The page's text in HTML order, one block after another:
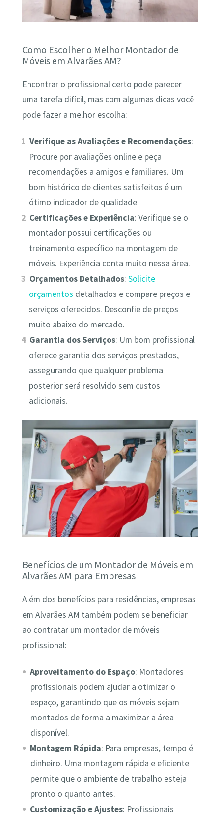
Como Escolher o Melhor Montador de
Móveis em Alvarães AM?
Encontrar o profissional certo pode parecer
uma tarefa difícil, mas com algumas dicas você
pode fazer a melhor escolha:
Verifique as Avaliações e Recomendações:
Procure por avaliações online e peça
recomendações a amigos e familiares. Um
bom histórico de clientes satisfeitos é um
ótimo indicador de qualidade.
Certificações e Experiência: Verifique se o
montador possui certificações ou
treinamento específico na montagem de
móveis. Experiência conta muito nessa área.
Orçamentos Detalhados:Solicite
orçamentos detalhados e compare preços e
serviços oferecidos. Desconfie de preços
muito abaixo do mercado.
Garantia dos Serviços: Um bom profissional
oferece garantia dos serviços prestados,
assegurando que qualquer problema
posterior será resolvido sem custos
adicionais.
Benefícios de um Montador de Móveis em
Alvarães AM para Empresas
Além dos benefícios para residências, empresas
em Alvarães AM também podem se beneficiar
ao contratar um montador de móveis
profissional:
Aproveitamento do Espaço: Montadores
profissionais podem ajudar a otimizar o
espaço, garantindo que os móveis sejam
montados de forma a maximizar a área
disponível.
Montagem Rápida: Para empresas, tempo é
dinheiro. Uma montagem rápida e eficiente
permite que o ambiente de trabalho esteja
pronto o quanto antes.
Customização e Ajustes: Profissionais